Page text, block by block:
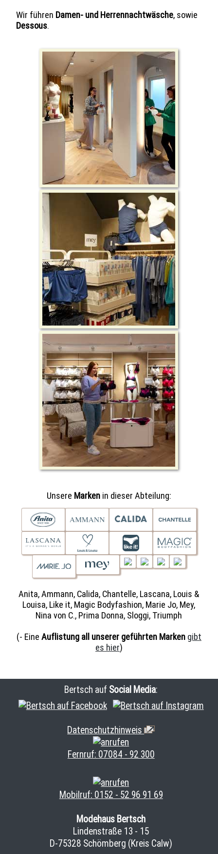
Wir führen Damen- und Herrennachtwäsche, sowie
Dessous.
Unsere Markenin dieser Abteilung:
Anita, Ammann, Calida, Chantelle, Lascana, Louis &
Louisa, Like it, Magic Bodyfashion, Marie Jo, Mey,
Nina von C., Prima Donna, Sloggi, Triumph
(- Eine Auflistung all unserer geführten Marken gibt
es hier)
Bertsch auf Social Media:
Datenschutzhinweis
Fernruf: 07084 - 92 300
Mobilruf: 0152 - 52 96 91 69
Modehaus Bertsch
Lindenstraße 13 - 15
D-75328 Schömberg (Kreis Calw)